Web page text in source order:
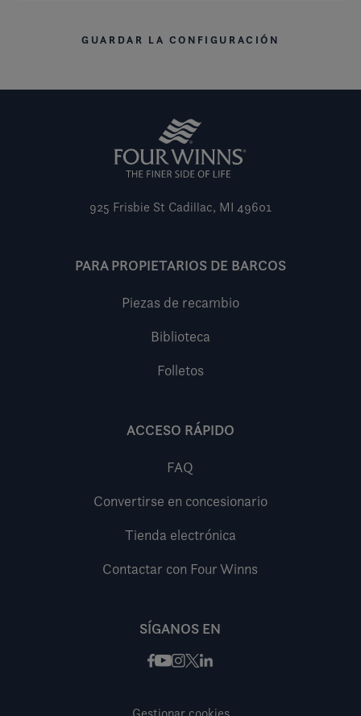
GUARDAR LA CONFIGURACIÓN
925 Frisbie St Cadillac, MI 49601
PARA PROPIETARIOS DE BARCOS
Piezas de recambio
Biblioteca
Folletos
ACCESO RÁPIDO
FAQ
Convertirse en concesionario
Tienda electrónica
Contactar con Four Winns
SÍGANOS EN
Facebook
Youtube
Instagram
X / Twitter
LinkedIn